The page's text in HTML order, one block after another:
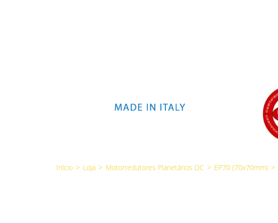
Início > Loja > Motorredutores Planetários DC > EP70 (70x70mm) >